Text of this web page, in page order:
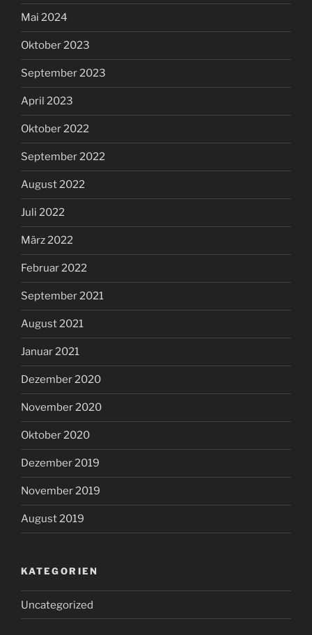
Mai 2024
Oktober 2023
September 2023
April 2023
Oktober 2022
September 2022
August 2022
Juli 2022
März 2022
Februar 2022
September 2021
August 2021
Januar 2021
Dezember 2020
November 2020
Oktober 2020
Dezember 2019
November 2019
August 2019
KATEGORIEN
Uncategorized